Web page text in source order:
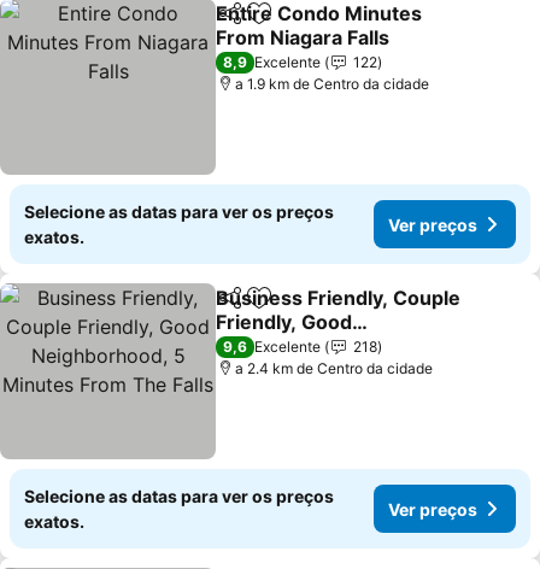
PartilharAdicionar aos favoritos
Entire Condo Minutes
From Niagara Falls
Ver preços
8,9 Excelente
122
a 1.9 km de Centro da cidade
Selecione as datas para ver os preços
exatos.
Ver preços
PartilharAdicionar aos favoritos
Business Friendly, Couple
Friendly, Good
Neighborhood, 5 Minutes
From The Falls
Ver preços
9,6 Excelente
218
a 2.4 km de Centro da cidade
Selecione as datas para ver os preços
exatos.
Ver preços